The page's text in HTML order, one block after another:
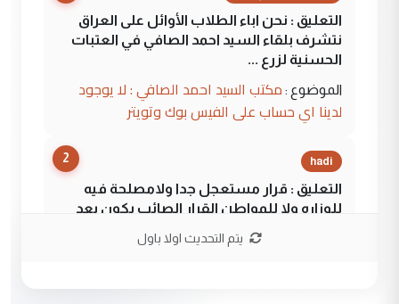
التعليق : نحن اباء الطلاب الأوائل على العراق
نتشرف بلقاء السيد احمد الصافي في العتبات
الحسنية لزرع ...
الموضوع : مكتب السيد احمد الصافي : لا يوجود
لدينا اي حساب على الفيس بوك وتويتر
2 hadi
التعليق : قرار مستعجل جدا ولامصلحة فيه
للوزاره ولا للمواطن القرار الصائب يكون بعد
يتم التحديث اولا باول